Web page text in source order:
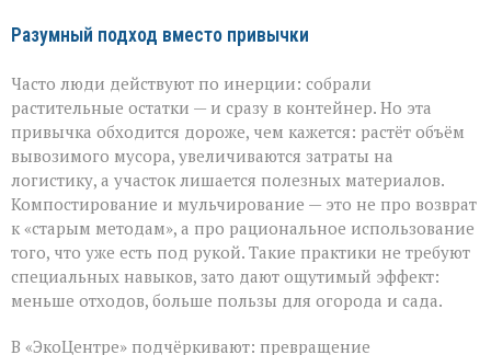
Разумный подход вместо привычки
Часто люди действуют по инерции: собрали
растительные остатки — и сразу в контейнер. Но эта
привычка обходится дороже, чем кажется: растёт объём
вывозимого мусора, увеличиваются затраты на
логистику, а участок лишается полезных материалов.
Компостирование и мульчирование — это не про возврат
к «старым методам», а про рациональное использование
того, что уже есть под рукой. Такие практики не требуют
специальных навыков, зато дают ощутимый эффект:
меньше отходов, больше пользы для огорода и сада.
В «ЭкоЦентре» подчёркивают: превращение